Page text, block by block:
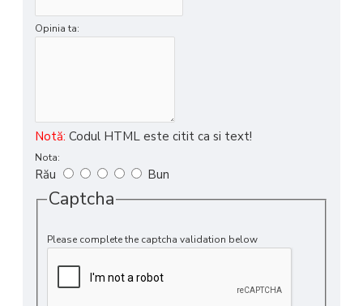
Opinia ta:
Notă: Codul HTML este citit ca si text!
Nota:
Rău Bun
Captcha
Please complete the captcha validation below